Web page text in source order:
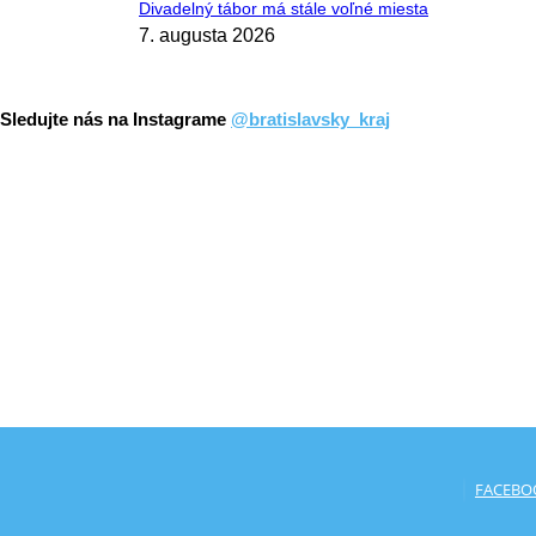
Divadelný tábor má stále voľné miesta
7. augusta 2026
Sledujte nás na Instagrame @bratislavsky_kraj